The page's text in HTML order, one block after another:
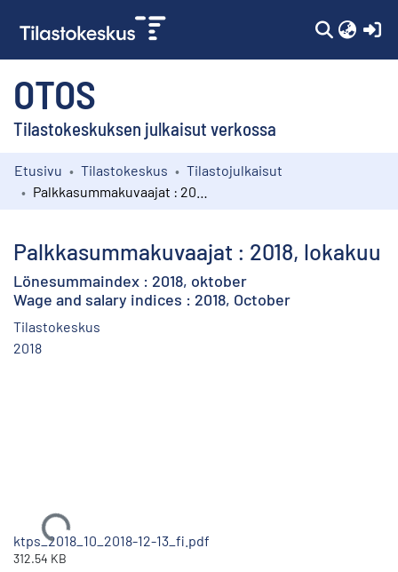
OTOS
Tilastokeskuksen julkaisut verkossa
Kokoelmat
Etusivu Tilastokeskus
Tilastojulkaisut
Palkkasummakuvaajat : 2018, lokakuu
Lönesummaindex : 2018, oktober
Wage and salary indices : 2018, October
Tilastokeskus
2018
Ladataan...
ktps_2018_10_2018-12-13_fi.pdf
312.54 KB